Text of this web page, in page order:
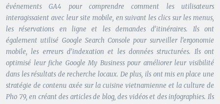
événements GA4 pour comprendre comment les utilisateurs
interagissaient avec leur site mobile, en suivant les clics sur les menus,
les réservations en ligne et les demandes d’itinéraires. Ils ont
également utilisé Google Search Console pour surveiller l’ergonomie
mobile, les erreurs d’indexation et les données structurées. Ils ont
optimisé leur fiche Google My Business pour améliorer leur visibilité
dans les résultats de recherche locaux. De plus, ils ont mis en place une
stratégie de contenu axée sur la cuisine vietnamienne et la culture de
Pho 79, en créant des articles de blog, des vidéos et des infographies. Ils